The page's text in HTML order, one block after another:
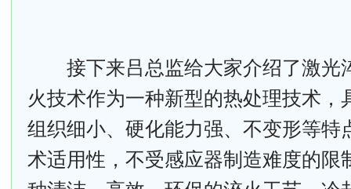
接下来吕总监给大家介绍了激光
火技术作为一种新型的热处理技术，
组织细小、硬化能力强、不变形等特
术适用性，不受感应器制造难度的限